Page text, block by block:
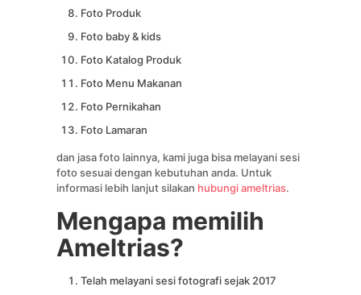
Foto Produk
Foto baby & kids
Foto Katalog Produk
Foto Menu Makanan
Foto Pernikahan
Foto Lamaran
dan jasa foto lainnya, kami juga bisa melayani sesi
foto sesuai dengan kebutuhan anda. Untuk
informasi lebih lanjut silakan hubungi ameltrias.
Mengapa memilih
Ameltrias?
Telah melayani sesi fotografi sejak 2017